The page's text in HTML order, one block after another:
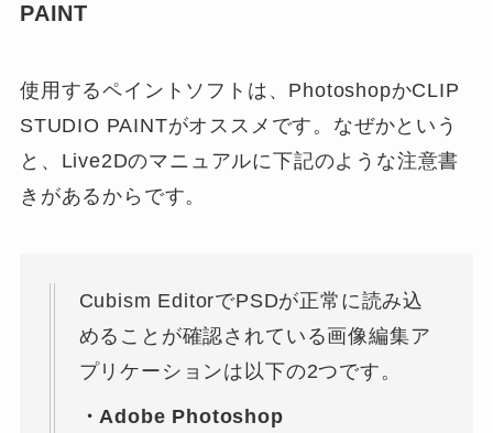
PAINT
使用するペイントソフトは、PhotoshopかCLIP
STUDIO PAINTがオススメです。なぜかという
と、Live2Dのマニュアルに下記のような注意書
きがあるからです。
Cubism EditorでPSDが正常に読み込
めることが確認されている画像編集ア
プリケーションは以下の2つです。
・Adobe Photoshop